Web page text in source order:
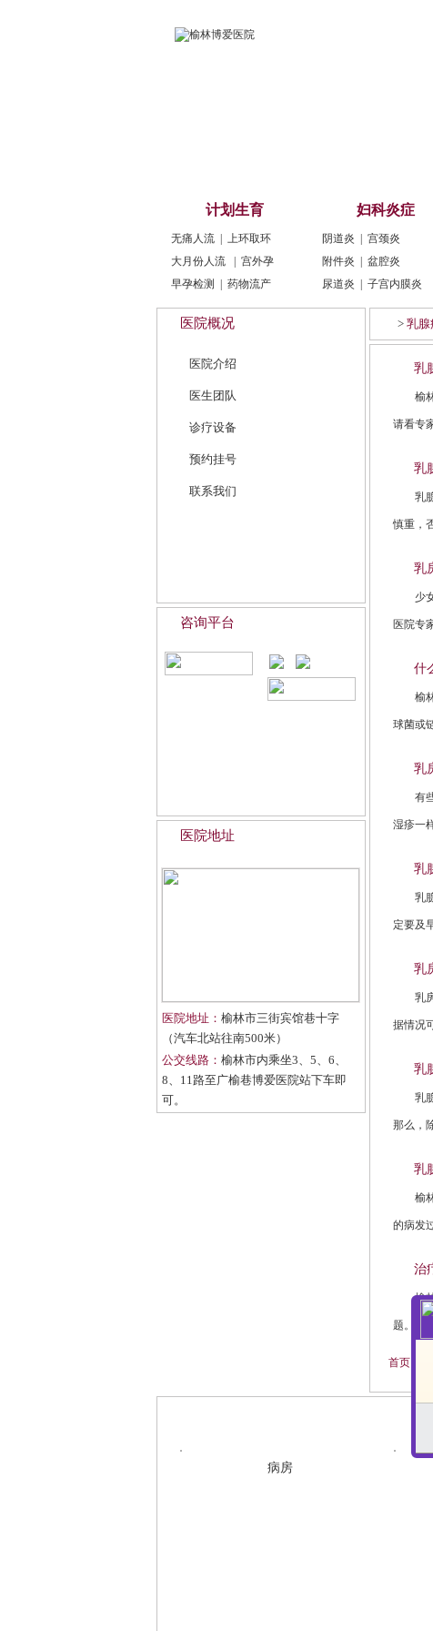
计划生育
无痛人流
上环取环
大月份人流
宫外孕
早孕检测
药物流产
妇科炎症
阴道炎
宫颈炎
附件炎
盆腔炎
尿道炎
子宫内膜炎
医院概况
医院介绍
医生团队
诊疗设备
预约挂号
联系我们
咨询平台
医院地址
医院地址： 榆林市三街宾馆巷十字
（汽车北站往南500米）
公交线路： 榆林市内乘坐3、5、6、
8、11路至广榆巷博爱医院站下车即
可。
> 乳腺
乳
榆
请看专
乳
乳
慎重，
乳
少
医院专
什
榆
球菌或
乳
有
湿疹一
乳
乳
定要及
乳
乳
据情况
乳
乳
那么，
乳
榆
的病发
治
榆
题。其
首页
病房